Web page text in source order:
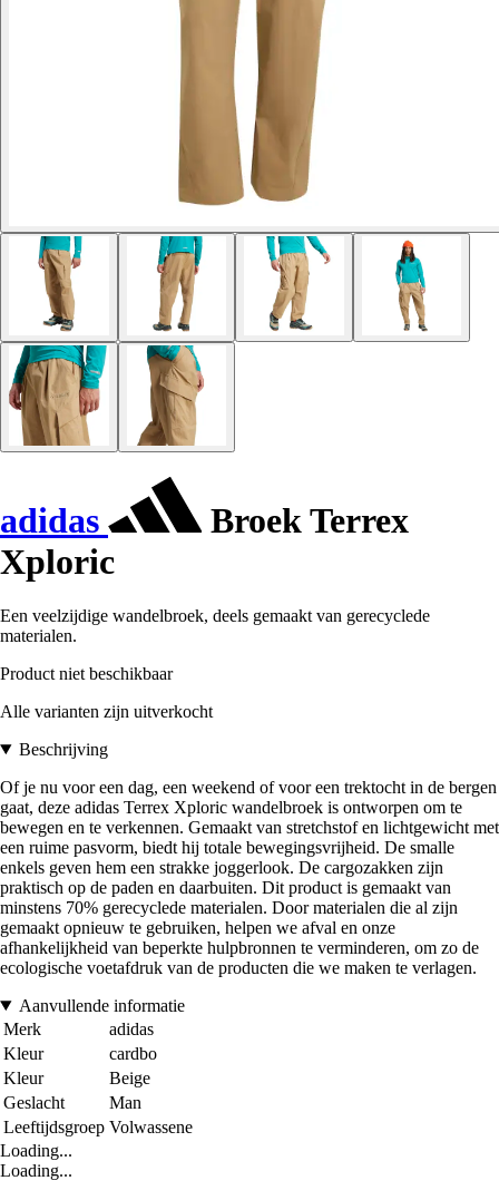
adidas
Broek Terrex
Xploric
Een veelzijdige wandelbroek, deels gemaakt van gerecyclede
materialen.
Product niet beschikbaar
Alle varianten zijn uitverkocht
Beschrijving
Of je nu voor een dag, een weekend of voor een trektocht in de bergen
gaat, deze adidas Terrex Xploric wandelbroek is ontworpen om te
bewegen en te verkennen. Gemaakt van stretchstof en lichtgewicht met
een ruime pasvorm, biedt hij totale bewegingsvrijheid. De smalle
enkels geven hem een strakke joggerlook. De cargozakken zijn
praktisch op de paden en daarbuiten. Dit product is gemaakt van
minstens 70% gerecyclede materialen. Door materialen die al zijn
gemaakt opnieuw te gebruiken, helpen we afval en onze
afhankelijkheid van beperkte hulpbronnen te verminderen, om zo de
ecologische voetafdruk van de producten die we maken te verlagen.
Aanvullende informatie
Merk
adidas
Kleur
cardbo
Kleur
Beige
Geslacht
Man
Leeftijdsgroep Volwassene
Loading...
Loading...